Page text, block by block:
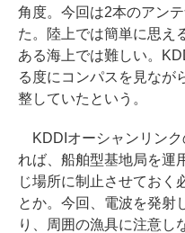
角度。今回は2本のアン
た。陸上では簡単に思え
ある海上では難しい。
る度にコンパスを見なが
整していたという。
KDDIオーシャンリンク
れば、船舶型基地局を運
じ場所に制止させておく
とか。今回、電波を発射
り、周囲の漁具に注意し